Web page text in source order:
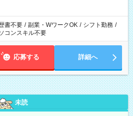
書不要 / 副業・WワークOK / シフト勤務 /
コンスキル不要
応募する 詳細へ
未読